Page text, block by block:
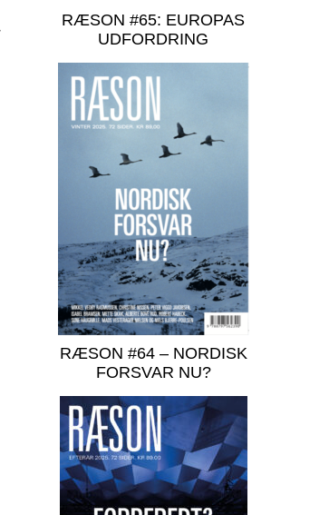
RÆSON #65: EUROPAS
UDFORDRING
RÆSON #64 – NORDISK
FORSVAR NU?